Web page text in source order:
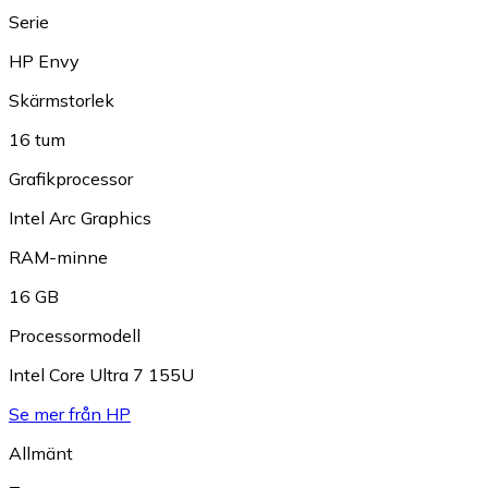
Serie
HP Envy
Skärmstorlek
16 tum
Grafikprocessor
Intel Arc Graphics
RAM-minne
16 GB
Processormodell
Intel Core Ultra 7 155U
Se mer från HP
Allmänt